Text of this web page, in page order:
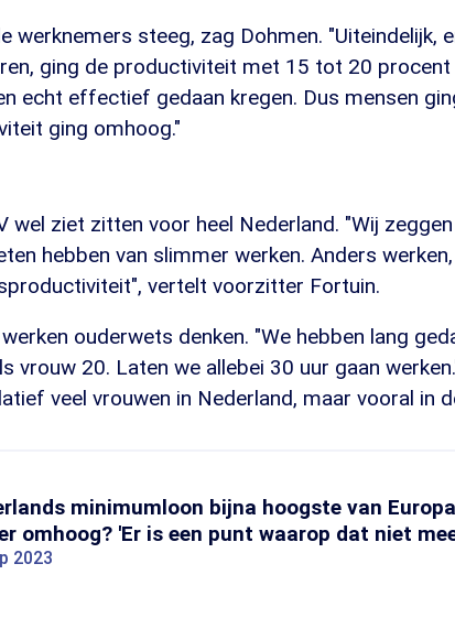
werknemers steeg, zag Dohmen. "Uiteindelijk,
ging de productiviteit met 15 tot 20
echt effectief gedaan kregen. Dus mensen
ging omhoog."
wel ziet zitten voor heel Nederland. "Wij
hebben van slimmer werken. Anders
vertelt voorzitter Fortuin.
ouderwets denken. "We hebben lang
vrouw 20. Laten we allebei 30 uur gaan
veel vrouwen in Nederland, maar vooral in
minimumloon bijna hoogste van
omhoog? 'Er is een punt waarop dat niet
2023